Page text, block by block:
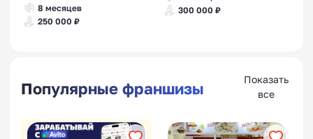
8 месяцев
250 000 ₽
300 000 ₽
Популярные франшизы
Показать
все